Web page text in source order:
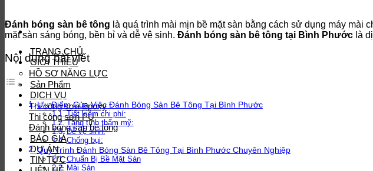
TRANG CHỦ
GIỚI THIỆU
HỒ SƠ NĂNG LỰC
Sản Phẩm
DỊCH VỤ
Thi công sơn Epoxy
Thi công sơn PU
Đánh bóng sàn bê tông
BÁO GIÁ
DỰ ÁN
TIN TỨC
Đánh bóng sàn bê tông là quá trình mài mịn bề mặt sàn bằng cách sử dụng máy
mặt sàn sáng bóng, bền bỉ và dễ vệ sinh. Đánh bóng sàn bê tông tại Bình Phước là
Nội dung bài viết
Ưu Điểm Của Việc Đánh Bóng Sàn Bê Tông Tại Bình Phước
Tiết kiệm chi phí:
Tăng tính thẩm mỹ:
Dễ vệ sinh:
Chống bụi:
Quy Trình Đánh Bóng Sàn Bê Tông Tại Bình Phước Chuyên Nghiệp
Chuẩn Bị Bề Mặt Sàn
Mài Sàn